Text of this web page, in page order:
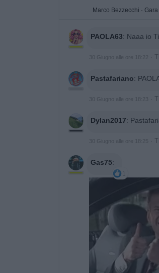
Marco Bezzecchi · Gara
PAOLA63: Naaa io
30 Giugno alle ore 18:22
Pastafariano:
30 Giugno alle ore 18:23
Dylan2017:
30 Giugno alle ore 18:25
Gas75:
1